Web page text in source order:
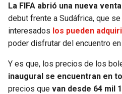
La FIFA abrió una nueva
debut frente a Sudáfrica, que
interesados los pueden
poder disfrutar del encuentro
Y es que, los precios de los
inaugural se encuentran en
precios que van desde 64 mil